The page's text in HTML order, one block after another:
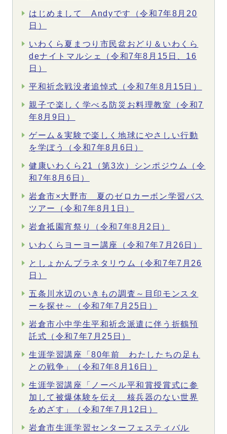
はじめまして Andyです（令和7年8月20
日）
いわくら夏まつり市民盆おどり＆いわくら
deナイトマルシェ（令和7年8月15日、16
日）
平和祈念戦没者追悼式（令和7年8月15日）
親子で楽しく学べる防災お料理教室（令和7
年8月9日）
ゲーム＆実験で楽しく地球にやさしい行動
を学ぼう（令和7年8月6日）
健康いわくら21（第3次）シンポジウム（令
和7年8月6日）
岩倉市×大野市 夏のゼロカーボン学習バス
ツアー（令和7年8月1日）
岩倉祗園宵祭り（令和7年8月2日）
いわくらヨーヨー講座（令和7年7月26日）
としょかんプラネタリウム（令和7年7月26
日）
五条川水辺のいきもの調査～目印モンスタ
ーを探せ～（令和7年7月25日）
岩倉市小中学生平和祈念派遣に伴う折鶴預
託式（令和7年7月25日）
生涯学習講座「80年前 わたしたちの足も
との戦争」（令和7年8月16日）
生涯学習講座「ノーベル平和賞授賞式に参
加して被爆体験を伝え 核兵器のない世界
をめざす」（令和7年7月12日）
岩倉市生涯学習センターフェスティバル